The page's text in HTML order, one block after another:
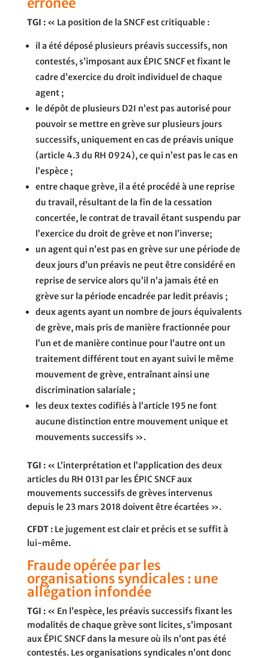
TGI :« La position de la SNCF est critiquable :
il a été déposé plusieurs préavis successifs, non
contestés, s’imposant aux ÉPIC SNCF et fixant le
cadre d’exercice du droit individuel de chaque
agent ;
le dépôt de plusieurs D2I n’est pas autorisé pour
pouvoir se mettre en grève sur plusieurs jours
successifs, uniquement en cas de préavis unique
(article 4.3 du RH 0924), ce qui n’est pas le cas en
l’espèce ;
entre chaque grève, il a été procédé à une reprise
du travail, résultant de la fin de la cessation
concertée, le contrat de travail étant suspendu par
l’exercice du droit de grève et non l’inverse;
un agent qui n’est pas en grève sur une période de
deux jours d’un préavis ne peut être considéré en
reprise de service alors qu’il n’a jamais été en
grève sur la période encadrée par ledit préavis ;
deux agents ayant un nombre de jours équivalents
de grève, mais pris de manière fractionnée pour
l’un et de manière continue pour l’autre ont un
traitement différent tout en ayant suivi le même
mouvement de grève, entraînant ainsi une
discrimination salariale ;
les deux textes codifiés à l’article 195 ne font
aucune distinction entre mouvement unique et
mouvements successifs ».
TGI :« L’interprétation et l’application des deux
articles du RH 0131 par les ÉPIC SNCF aux
mouvements successifs de grèves intervenus
depuis le 23 mars 2018 doivent être écartées ».
CFDT :Le jugement est clair et précis et se suffit à
lui-même.
Fraude opérée par les
organisations syndicales : une
allégation infondée
TGI : « En l’espèce, les préavis successifs fixant les
modalités de chaque grève sont licites, s’imposant
aux ÉPIC SNCF dans la mesure où ils n’ont pas été
contestés. Les organisations syndicales n’ont donc